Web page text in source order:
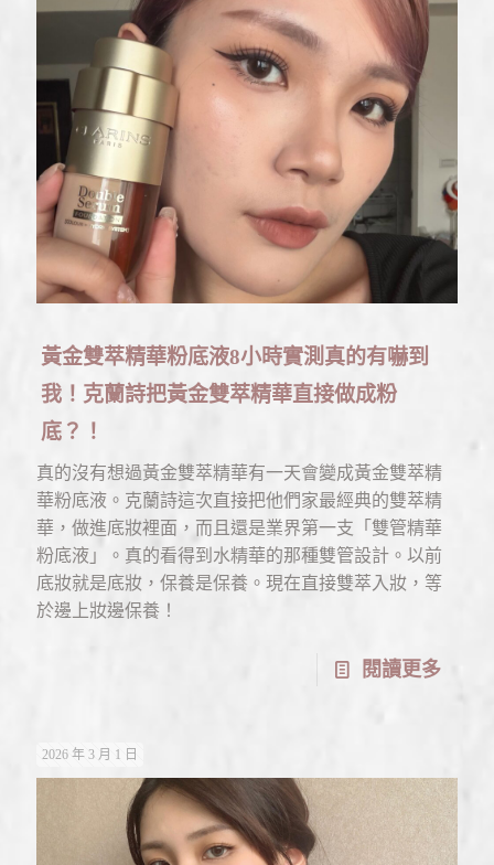
黃金雙萃精華粉底液8小時實測真的有嚇到
我！克蘭詩把黃金雙萃精華直接做成粉
底？！
真的沒有想過黃金雙萃精華有一天會變成黃金雙萃精
華粉底液。克蘭詩這次直接把他們家最經典的雙萃精
華，做進底妝裡面，而且還是業界第一支「雙管精華
粉底液」。真的看得到水精華的那種雙管設計。以前
底妝就是底妝，保養是保養。現在直接雙萃入妝，等
於邊上妝邊保養！
閱讀更多
2026 年 3 月 1 日